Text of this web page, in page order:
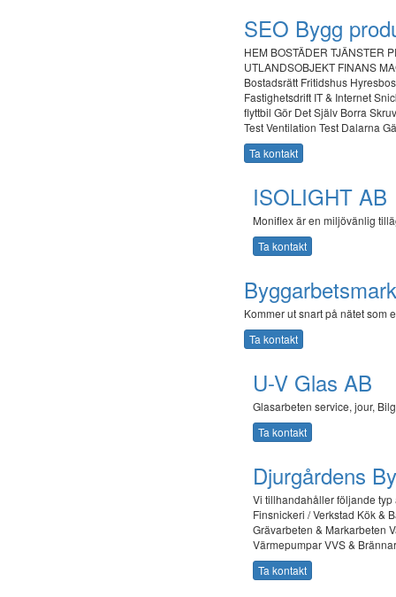
SEO Bygg
HEM BOSTÄDER TJÄNSTER
UTLANDSOBJEKT FINANS
Bostadsrätt Fritidshus
Fastighetsdrift IT & Internet
flyttbil Gör Det Själv Borra
Test Ventilation Test Dalarna
Ta kontakt
ISOLIGHT AB
Moniflex är en miljövänlig
Ta kontakt
Kommer ut snart på nätet som
Ta kontakt
U-V Glas AB
Glasarbeten service, jour,
Ta kontakt
Djurgårdens
Vi tillhandahåller följande
Finsnickeri / Verkstad Kök &
Grävarbeten & Markarbeten
Värmepumpar VVS &
Ta kontakt